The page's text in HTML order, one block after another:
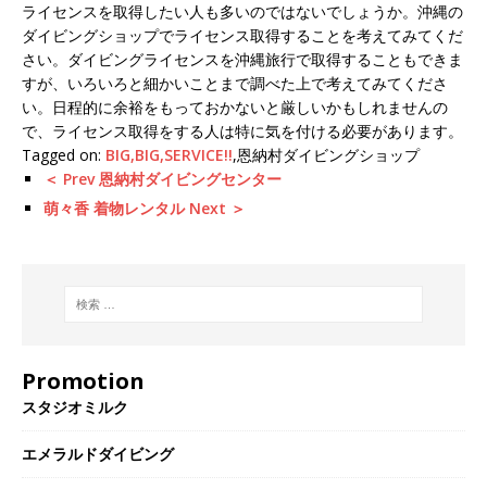
ライセンスを取得したい人も多いのではないでしょうか。沖縄の
ダイビングショップでライセンス取得することを考えてみてくだ
さい。ダイビングライセンスを沖縄旅行で取得することもできま
すが、いろいろと細かいことまで調べた上で考えてみてくださ
い。日程的に余裕をもっておかないと厳しいかもしれませんの
で、ライセンス取得をする人は特に気を付ける必要があります。
Tagged on: BIG,BIG,SERVICE!!,恩納村ダイビングショップ
＜ Prev 恩納村ダイビングセンター
萌々香 着物レンタル Next ＞
Promotion
スタジオミルク
エメラルドダイビング